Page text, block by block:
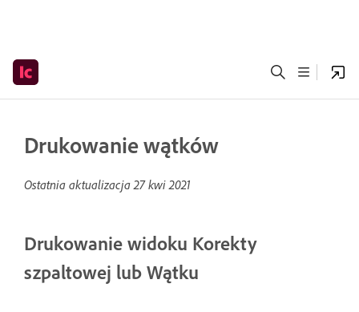
Drukowanie wątków
Ostatnia aktualizacja27 kwi 2021
Drukowanie widoku Korekty
szpaltowej lub Wątku